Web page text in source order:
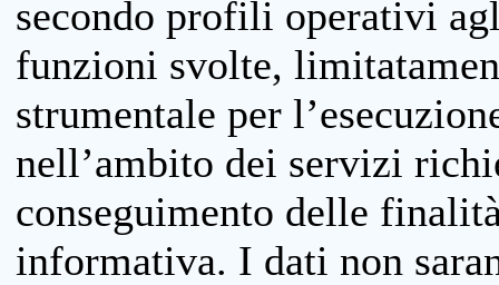
secondo profili operativi
funzioni svolte,
strumentale per
nell’ambito dei servizi
conseguimento delle
informativa. I dati non